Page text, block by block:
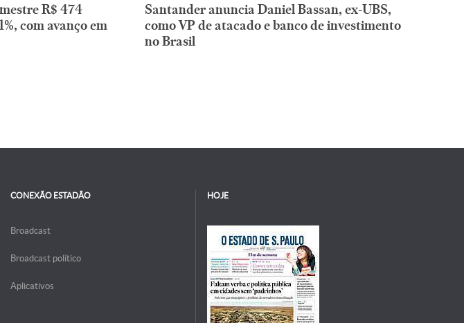
R$ 474
com avanço em
Santander anuncia Daniel Bassan, ex-UBS,
como VP de atacado e banco de investimento
no Brasil
CONEXÃO ESTADÃO
Broadcast
Broadcast político
Aplicativos
HOJE